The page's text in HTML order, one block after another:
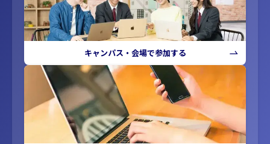
キャンパス・会場で参加する